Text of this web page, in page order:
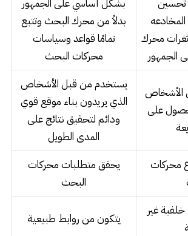
تحسين
محرك
الجمهور
بشكل أساسي على الجمهور
بدلاً من محرك البحث وتتبع
تمامًا قواعد وسياسات
محركات البحث
الأشخاص
على
يستخدم من قبل الأشخاص
الذي يريدون بناء موقع قوي
ودائم لتحقيق نتائج على
المدى الطويل
محركات
يحقق متطلبات محركات
البحث
غير
يتكون من روابط طبيعية